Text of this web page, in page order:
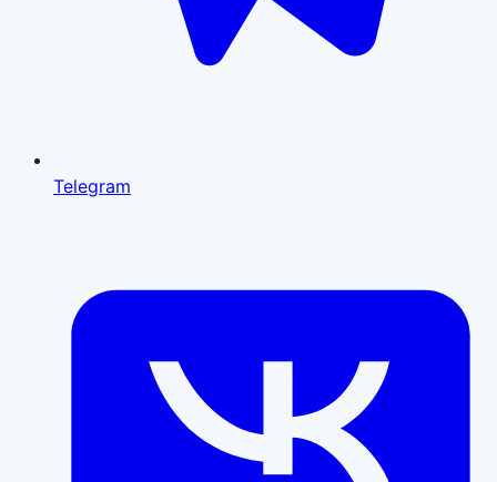
Telegram